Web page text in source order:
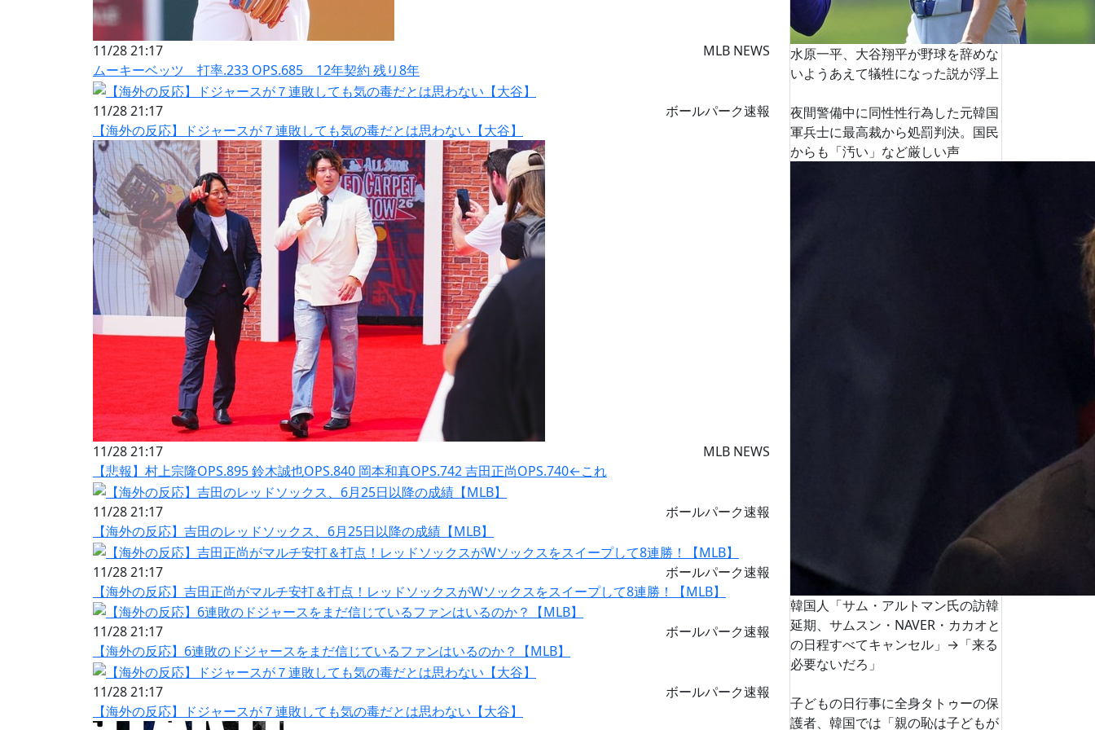
11/28 21:17
MLB NEWS
ムーキーベッツ 打率.233 OPS.685 12年契約 残り8年
11/28 21:17
ボールパーク速報
【海外の反応】ドジャースが７連敗しても気の毒だとは思わない【大谷】
11/28 21:17
MLB NEWS
【悲報】村上宗隆OPS.895 鈴木誠也OPS.840 岡本和真OPS.742 吉田正尚OPS.740←これ
11/28 21:17
ボールパーク速報
【海外の反応】吉田のレッドソックス、6月25日以降の成績【MLB】
11/28 21:17
ボールパーク速報
【海外の反応】吉田正尚がマルチ安打＆打点！レッドソックスがWソックスをスイープして8連勝！【MLB】
11/28 21:17
ボールパーク速報
【海外の反応】6連敗のドジャースをまだ信じているファンはいるのか？【MLB】
11/28 21:17
ボールパーク速報
【海外の反応】ドジャースが７連敗しても気の毒だとは思わない【大谷】
水原一平、大谷翔平が野球を辞めな
いようあえて犠牲になった説が浮上
夜間警備中に同性性行為した元韓国
軍兵士に最高裁から処罰判決。国民
からも「汚い」など厳しい声
韓国人「サム・アルトマン氏の訪韓
延期、サムスン・NAVER・カカオと
の日程すべてキャンセル」→「来る
必要ないだろ」
子どもの日行事に全身タトゥーの保
護者、韓国では「親の恥は子どもが